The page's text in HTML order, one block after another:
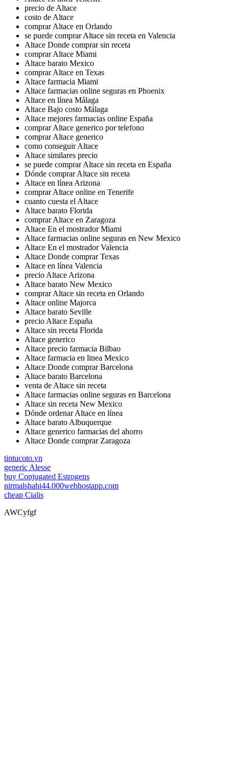
precio de Altace
costo de Altace
comprar Altace en Orlando
se puede comprar Altace sin receta en Valencia
Altace Donde comprar sin receta
comprar Altace Miami
Altace barato Mexico
comprar Altace en Texas
Altace farmacia Miami
Altace farmacias online seguras en Phoenix
Altace en línea Málaga
Altace Bajo costo Málaga
Altace mejores farmacias online España
comprar Altace generico por telefono
comprar Altace generico
como conseguir Altace
Altace similares precio
se puede comprar Altace sin receta en España
Dónde comprar Altace sin receta
Altace en línea Arizona
comprar Altace online en Tenerife
cuanto cuesta el Altace
Altace barato Florida
comprar Altace en Zaragoza
Altace En el mostrador Miami
Altace farmacias online seguras en New Mexico
Altace En el mostrador Valencia
Altace Donde comprar Texas
Altace en línea Valencia
precio Altace Arizona
Altace barato New Mexico
comprar Altace sin receta en Orlando
Altace online Majorca
Altace barato Seville
precio Altace España
Altace sin receta Florida
Altace generico
Altace precio farmacia Bilbao
Altace farmacia en linea Mexico
Altace Donde comprar Barcelona
Altace barato Barcelona
venta de Altace sin receta
Altace farmacias online seguras en Barcelona
Altace sin receta New Mexico
Dónde ordenar Altace en línea
Altace barato Albuquerque
Altace generico farmacias del ahorro
Altace Donde comprar Zaragoza
tintucoto.vn
generic Alesse
buy Conjugated Estrogens
nirmalshahi44.000webhostapp.com
cheap Cialis
AWCyfgf